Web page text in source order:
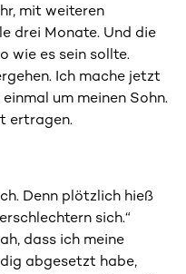
mit weiteren
drei Monate. Und die
wie es sein sollte.
Ich mache jetzt
um meinen Sohn.
ertragen.
Denn plötzlich hieß
sich.“
dass ich meine
abgesetzt habe,